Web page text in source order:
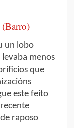
un lobo
menos
que
este feito
raposo